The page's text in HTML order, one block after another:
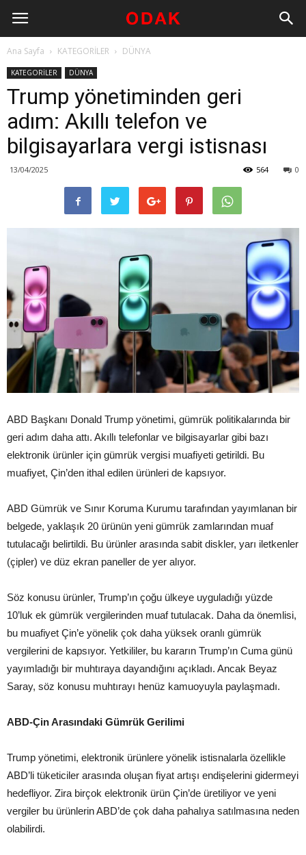
Ana Sayfa KATEGORİLER DÜNYA
KATEGORİLER DÜNYA
Trump yönetiminden geri
adım: Akıllı telefon ve
bilgisayarlara vergi istisnası
13/04/2025 0
564
ABD Başkanı Donald Trump yönetimi, gümrük politikalarında bir
geri adım daha attı. Akıllı telefonlar ve bilgisayarlar gibi bazı
elektronik ürünler için gümrük vergisi muafiyeti getirildi. Bu
muafiyet, Çin’den ithal edilen ürünleri de kapsıyor.
ABD Gümrük ve Sınır Koruma Kurumu tarafından yayımlanan bir
belgede, yaklaşık 20 ürünün yeni gümrük zamlarından muaf
tutulacağı belirtildi. Bu ürünler arasında sabit diskler, yarı iletkenler
(çipler) ve düz ekran paneller de yer alıyor.
Söz konusu ürünler, Trump’ın çoğu ülkeye uyguladığı yüzde
10’luk ek gümrük vergilerinden muaf tutulacak. Daha da önemlisi,
bu muafiyet Çin’e yönelik çok daha yüksek oranlı gümrük
vergilerini de kapsıyor. Yetkililer, bu kararın Trump’ın Cuma günü
yayımladığı bir muhtıraya dayandığını açıkladı. Ancak Beyaz
Saray, söz konusu muhtırayı henüz kamuoyuyla paylaşmadı.
ABD-Çin Arasındaki Gümrük Gerilimi
Trump yönetimi, elektronik ürünlere yönelik istisnalarla özellikle
ABD’li tüketiciler arasında oluşan fiyat artışı endişelerini gidermeyi
hedefliyor. Zira birçok elektronik ürün Çin’de üretiliyor ve yeni
vergiler bu ürünlerin ABD’de çok daha pahalıya satılmasına neden
olabilirdi.